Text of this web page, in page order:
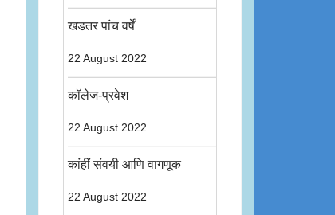
खडतर पांच वर्षें
22 August 2022
कॉलेज-प्रवेश
22 August 2022
कांहीं संवयी आणि वागणूक
22 August 2022